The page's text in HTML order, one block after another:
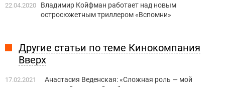
22.04.2020
Владимир Койфман работает над новым
остросюжетным триллером «Вспомни»
Другие статьи по теме Кинокомпания
Вверх
17.02.2021
Анастасия Веденская: «Сложная роль — мой